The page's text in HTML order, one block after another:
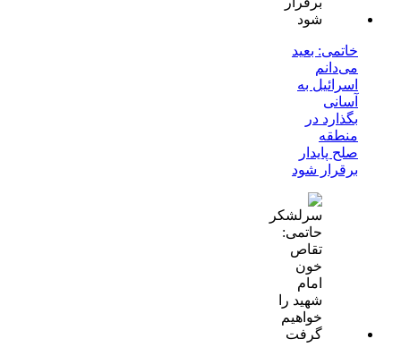
خاتمی: بعید
می‌دانم
اسرائیل به
آسانی
بگذارد در
منطقه
صلح پایدار
برقرار شود